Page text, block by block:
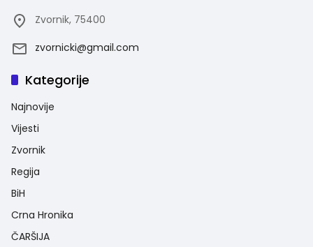
Zvornik, 75400
zvornicki@gmail.com
Kategorije
Najnovije
Vijesti
Zvornik
Regija
BiH
Crna Hronika
ČARŠIJA